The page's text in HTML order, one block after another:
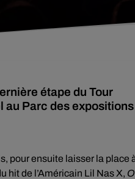
étape du Tour
Parc des expositions
pour ensuite laisser la place
hit de l’Américain Lil Nas X,